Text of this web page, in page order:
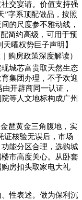
交宴请。价值支持强
”字系顶配做品，按照
的尺度参不雅动线，
简约高级，可用于预
曜权势巨子声明】
购房政策深度解读）
城芯富贵取天然生态
集团办理，不予欢迎
开辟商同一认证，
等人文地标构成广州
琶黄金三角腹地，实
证核验无误后，市场
能分区合理，选购城
市高度关心。从卧套
房扣头取家电大礼
性表述。做为保利沉